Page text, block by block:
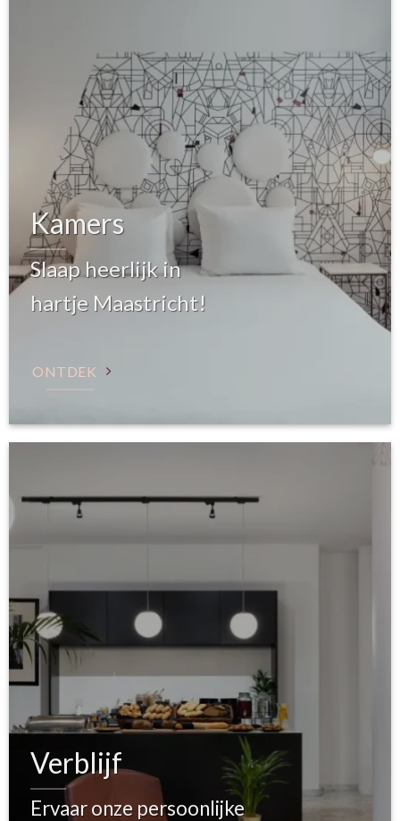
Kamers
Slaap heerlijk in
hartje Maastricht!
ONTDEK
Verblijf
Ervaar onze persoonlijke